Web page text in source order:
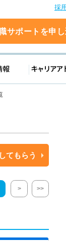
採
サポートを申
転職支援情
てもらう
> >>